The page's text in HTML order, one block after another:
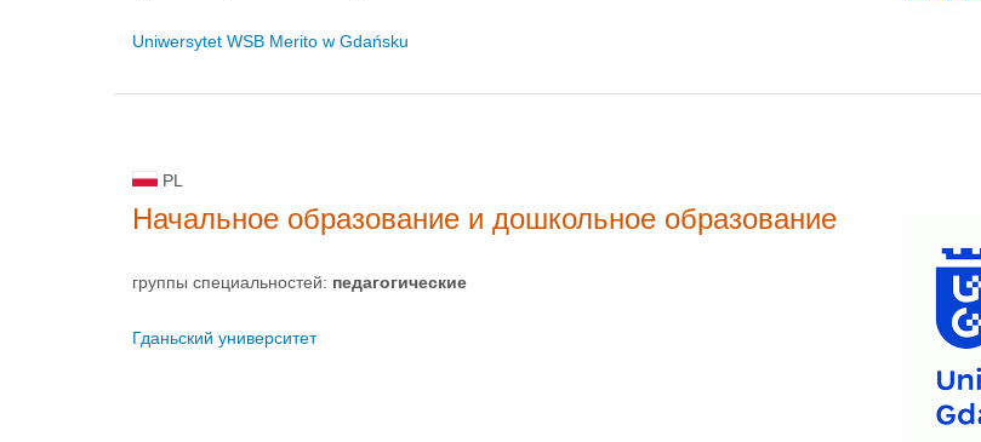
Uniwersytet WSB Merito w Gdańsku
PL
Начальное образование и дошкольное образование
группы специальностей: педагогические
Гданьский университет